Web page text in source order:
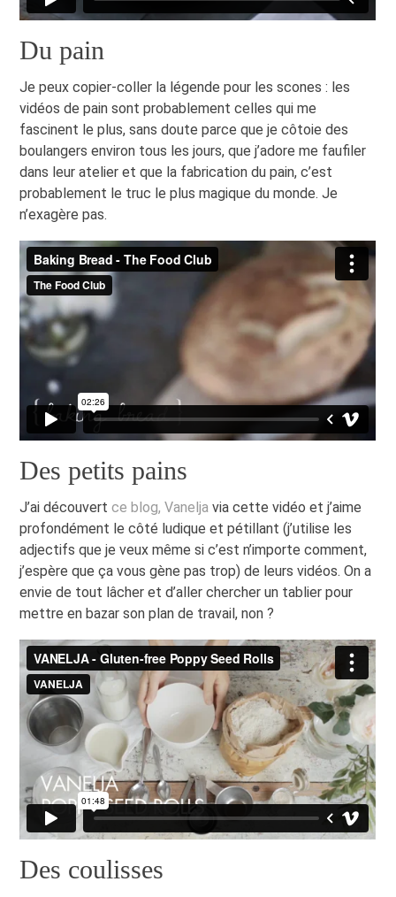
Du pain
Je peux copier-coller la légende pour les scones : les
vidéos de pain sont probablement celles qui me
fascinent le plus, sans doute parce que je côtoie des
boulangers environ tous les jours, que j’adore me faufiler
dans leur atelier et que la fabrication du pain, c’est
probablement le truc le plus magique du monde. Je
n’exagère pas.
Des petits pains
J’ai découvertce blog, Vanelja via cette vidéo et j’aime
profondément le côté ludique et pétillant (j’utilise les
adjectifs que je veux même si c’est n’importe comment,
j’espère que ça vous gène pas trop) de leurs vidéos. On a
envie de tout lâcher et d’aller chercher un tablier pour
mettre en bazar son plan de travail, non ?
Des coulisses